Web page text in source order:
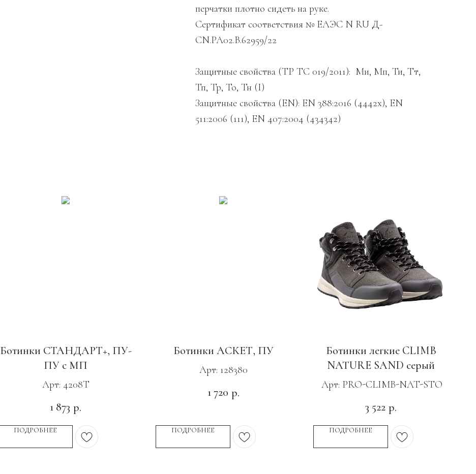
перчатки плотно сидеть на руке.
Сертификат соответствия № ЕАЭС N RU Д-
CN.РА02.В.62959/22
Защитные свойства (ТР ТС 019/2011): Ми, Мп, Ти, Тт,
Тп, Тр, То, Тн (I)
Защитные свойства (EN): EN 388:2016 (4442х), EN
511:2006 (111), EN 407:2004 (434342)
Ботинки СТАНДАРТ+, ПУ-
ПУ с МП
Арт: 4208Т
1 873 р.
ПОДРОБНЕЕ
Ботинки АСКЕТ, ПУ
Арт: 128380
1 720 р.
ПОДРОБНЕЕ
Ботинки легкие CLIMB
NATURE SAND серый
Арт: PRO-CLIMB-NAT-STO
3 522 р.
ПОДРОБНЕЕ